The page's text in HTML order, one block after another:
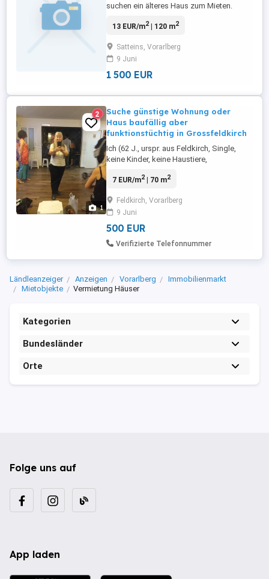
suchen ein älteres Haus zum Mieten.
Bludenz.
13 EUR/m2| 120 m2
Satteins, Vorarlberg
9 Juni
1 500 EUR
1
2
Suche günstige Wohnung oder
Haus baufällig aber
funktionstüchtig in Grossfeldkirch
Ich (62 J., urspr. aus Feldkirch, Single,
keine Kinder, keine Haustiere,
günstige Wohnung, mind 2 Zimmer. Kann
Z. B. ein leerstehendes Haus, das etwas
Zuwendung braucht, auch als
Übergangslösung. (Auch im Austausch
7 EUR/m2| 70 m2
Feldkirch, Vorarlberg
9 Juni
500 EUR
Verifizierte Telefonnummer
Ländleanzeiger Anzeigen Vorarlberg
Immobilienmarkt
Mietobjekte
Vermietung Häuser
Kategorien
Bundesländer
Orte
Folge uns auf
App laden